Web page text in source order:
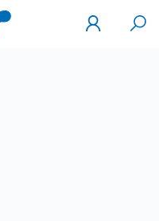
Mijn
WMD
Zoek